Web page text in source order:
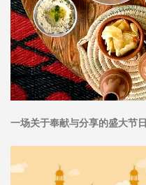
一场关于奉献与分享的盛大节日